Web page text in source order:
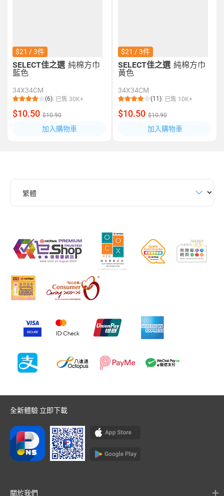
$21 / 3件
SELECT佳之選 純棉方巾
藍色
34X34CM
(6) 已售 30K+
$10.50 $10.90
加入購物車
$21 / 3件
SELECT佳之選 純棉方巾
黃色
34X34CM
(11) 已售 10K+
$10.50 $10.90
加入購物車
全新體驗 立即下載
關於我們